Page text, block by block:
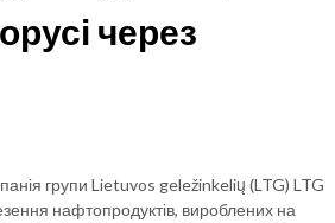
через
групи Lietuvos geležinkelių (LTG) LTG
нафтопродуктів, вироблених на